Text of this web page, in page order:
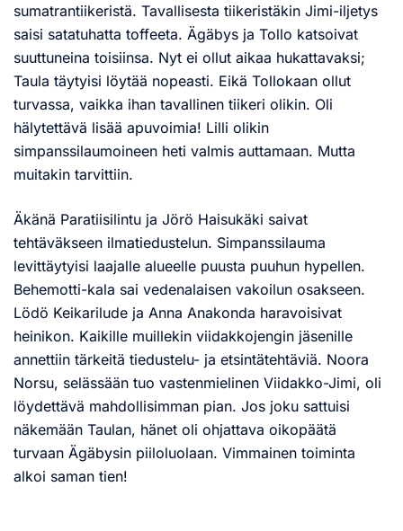
sumatrantiikeristä. Tavallisesta tiikeristäkin Jimi-iljetys
saisi satatuhatta toffeeta. Ägäbys ja Tollo katsoivat
suuttuneina toisiinsa. Nyt ei ollut aikaa hukattavaksi;
Taula täytyisi löytää nopeasti. Eikä Tollokaan ollut
turvassa, vaikka ihan tavallinen tiikeri olikin. Oli
hälytettävä lisää apuvoimia! Lilli olikin
simpanssilaumoineen heti valmis auttamaan. Mutta
muitakin tarvittiin.
Äkänä Paratiisilintu ja Jörö Haisukäki saivat
tehtäväkseen ilmatiedustelun. Simpanssilauma
levittäytyisi laajalle alueelle puusta puuhun hypellen.
Behemotti-kala sai vedenalaisen vakoilun osakseen.
Lödö Keikarilude ja Anna Anakonda haravoisivat
heinikon. Kaikille muillekin viidakkojengin jäsenille
annettiin tärkeitä tiedustelu- ja etsintätehtäviä. Noora
Norsu, selässään tuo vastenmielinen Viidakko-Jimi, oli
löydettävä mahdollisimman pian. Jos joku sattuisi
näkemään Taulan, hänet oli ohjattava oikopäätä
turvaan Ägäbysin piiloluolaan. Vimmainen toiminta
alkoi saman tien!